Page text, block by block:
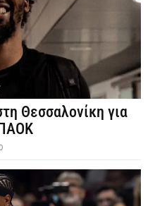
Θεσσαλονίκη για